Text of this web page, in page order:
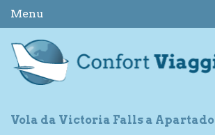
Menu
Vola da Victoria Falls a Apartado